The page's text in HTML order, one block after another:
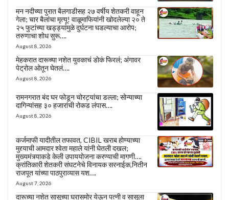
मन नदीच्या पुरात बैलगाडीसह २७ वर्षीय शेतकरी वाहून
गेला; चार बैलांचा मृत्यू! वाळूमाफियांनी खोदलेल्या २० ते
२५ फुटांच्या खड्ड्यांमुळे दुर्घटना घडल्याचा आरोप;
तरुणाचा शोध सुरू….
August 8, 2026
मेहकरात दारूच्या नशेत युवकाचं डोकं फिरलं; अंगावर
पेट्रोल ओतून घेतलं….
August 8, 2026
रामनगरात बंद घर फोडून चोरट्यांचा डल्ला; सोन्याच्या
दागिन्यांसह ३० हजारांची रोकड लंपास….
August 8, 2026
कर्जमाफी यादीतील तफावत, CIBIL खराब होण्याच्या
मुद्द्याची आमदार श्वेता महाले यांनी घेतली दखल;
मुख्यमंत्र्याकडे केली उपाययोजना करण्याची मागणी….
क्रांतिकारी शेतकरी संघटनेचे विनायक सरनाईक,नितीन
राजपूत यांच्या पाठपुराव्यास यश….
August 7, 2026
दारूच्या नशेत सासूच्या घरासमोर येऊन पत्नी व सासूला